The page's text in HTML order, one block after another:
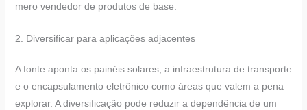
mero vendedor de produtos de base.
2. Diversificar para aplicações adjacentes
A fonte aponta os painéis solares, a infraestrutura de transporte
e o encapsulamento eletrônico como áreas que valem a pena
explorar. A diversificação pode reduzir a dependência de um